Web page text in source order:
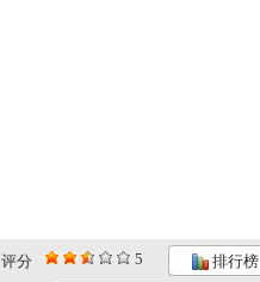
评分 5 排行榜